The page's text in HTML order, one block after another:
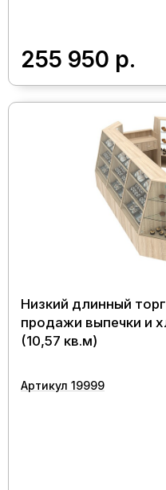
255 950 р.
Низкий длинный
продажи выпечки и
(10,57 кв.м)
Артикул 19999